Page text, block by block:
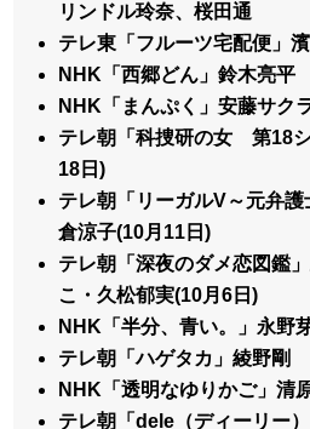
リンドル玲奈、桜田通
テレ東「フルーツ宅配便」
NHK「西郷どん」鈴木亮平
NHK「まんぷく」安藤サク
テレ朝「科捜研の女 第18
18日)
テレ朝「リーガルV～元弁
倉涼子(10月11日)
テレ朝「深夜のダメ恋図鑑
こ・久松郁実(10月6日)
NHK「半分、青い。」永野
テレ朝「ハゲタカ」綾野剛
NHK「透明なゆりかご」清
テレ朝「dele（ディーリー